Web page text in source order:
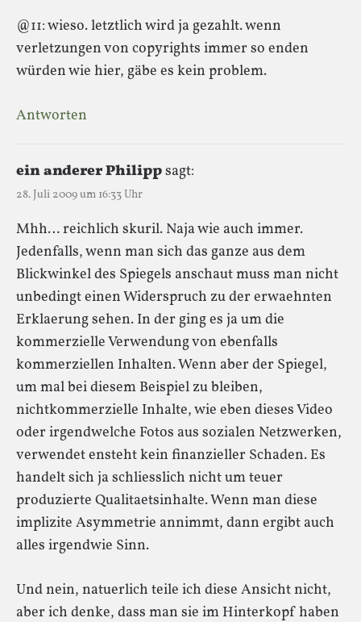
@11: wieso. letztlich wird ja gezahlt. wenn
verletzungen von copyrights immer so enden
würden wie hier, gäbe es kein problem.
Antworten
ein anderer Philippsagt:
28. Juli 2009 um 16:33 Uhr
Mhh… reichlich skuril. Naja wie auch immer.
Jedenfalls, wenn man sich das ganze aus dem
Blickwinkel des Spiegels anschaut muss man nicht
unbedingt einen Widerspruch zu der erwaehnten
Erklaerung sehen. In der ging es ja um die
kommerzielle Verwendung von ebenfalls
kommerziellen Inhalten. Wenn aber der Spiegel,
um mal bei diesem Beispiel zu bleiben,
nichtkommerzielle Inhalte, wie eben dieses Video
oder irgendwelche Fotos aus sozialen Netzwerken,
verwendet ensteht kein finanzieller Schaden. Es
handelt sich ja schliesslich nicht um teuer
produzierte Qualitaetsinhalte. Wenn man diese
implizite Asymmetrie annimmt, dann ergibt auch
alles irgendwie Sinn.
Und nein, natuerlich teile ich diese Ansicht nicht,
aber ich denke, dass man sie im Hinterkopf haben